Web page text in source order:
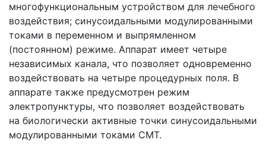
многофункциональным устройством для лечебного
воздействия; синусоидальными модулированными
токами в переменном и выпрямленном
(постоянном) режиме. Аппарат имеет четыре
независимых канала, что позволяет одновременно
воздействовать на четыре процедурных поля. В
аппарате также предусмотрен режим
электропунктуры, что позволяет воздействовать
на биологически активные точки синусоидальными
модулированными токами СМТ.